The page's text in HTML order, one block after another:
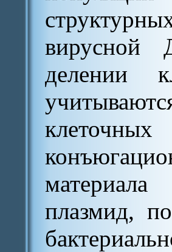
вирусной
делении
плазмид,